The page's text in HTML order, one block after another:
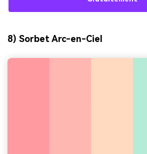
8) Sorbet Arc-en-Ciel